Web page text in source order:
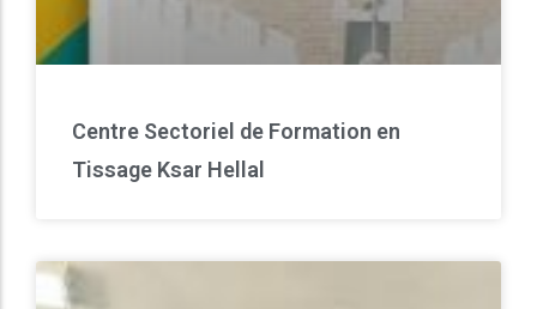
Centre Sectoriel de Formation en
Tissage Ksar Hellal